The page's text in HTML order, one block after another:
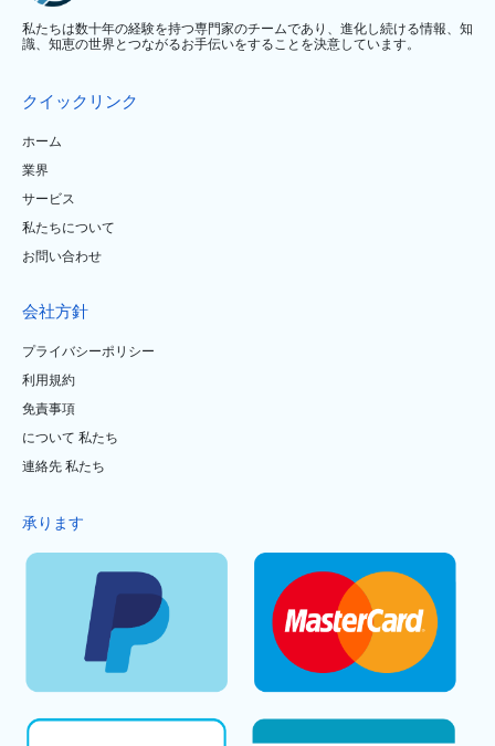
私たちは数十年の経験を持つ専門家のチームであり、進化し続ける情報、知
識、知恵の世界とつながるお手伝いをすることを決意しています。
クイックリンク
ホーム
業界
サービス
私たちについて
お問い合わせ
会社方針
プライバシーポリシー
利用規約
免責事項
について 私たち
連絡先 私たち
承ります